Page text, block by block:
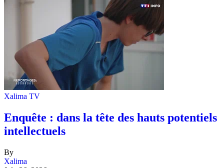
Xalima TV
Enquête : dans la tête des hauts potentiels
intellectuels
By
Xalima